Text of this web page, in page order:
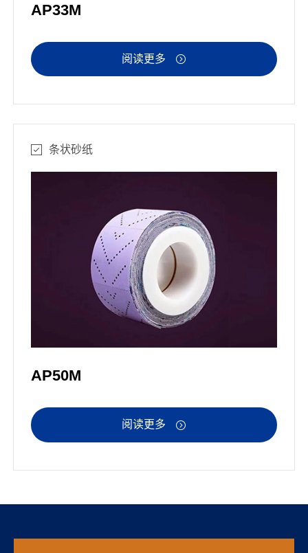
AP33M
阅读更多 
条状砂纸
AP50M
阅读更多 